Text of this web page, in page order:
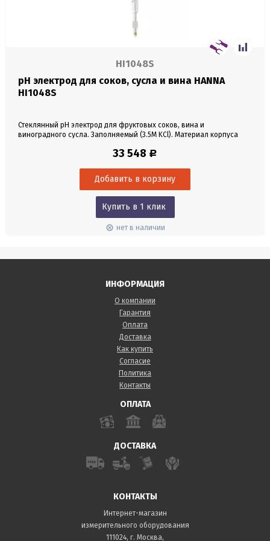
HI1048S
pH электрод для соков, сусла и вина HANNA
HI1048S
Стеклянный pH электрод для фруктовых соков, вина и
виноградного сусла. Заполняемый (3.5M KCl). Материал корпуса
Контакты с креплением под винт.
33 548 Р
Купить в 1 клик
нет в наличии
ИНФОРМАЦИЯ
О компании
Гарантия
Оплата
Доставка
Как купить
Согласие
Политика
Контакты
ОПЛАТА
ДОСТАВКА
КОНТАКТЫ
Интернет-магазин
измерительного оборудования
111024, г. Москва,